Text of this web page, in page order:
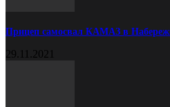
Прицеп самосвал КАМАЗ в
29.11.2021